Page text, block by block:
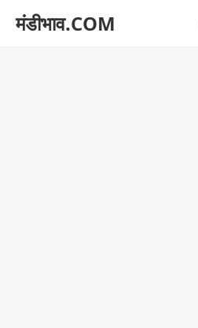
मंडीभाव.COM